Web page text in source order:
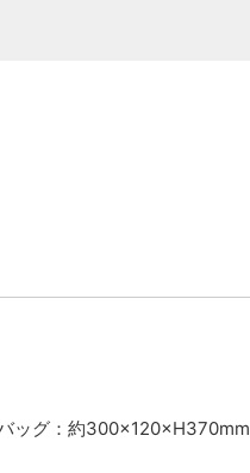
ッグ：約300×120×H370mm